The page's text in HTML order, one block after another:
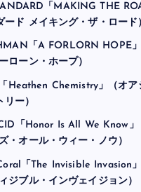
「MAKING THE
ード メイキング・ザ・ロード
「A FORLORN HOPE
ローン・ホープ）
Heathen Chemistry」（オア
ー）
「Honor Is All We Know」
・オール・ウィー・ノウ）
「The Invisible Invasion」
ジブル・インヴェイジョン）